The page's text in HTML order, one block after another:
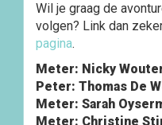
Wil je graag de
volgen? Link dan
pagina.
Meter: Nicky
Peter: Thomas De
Meter: Sarah
Meter: Christine